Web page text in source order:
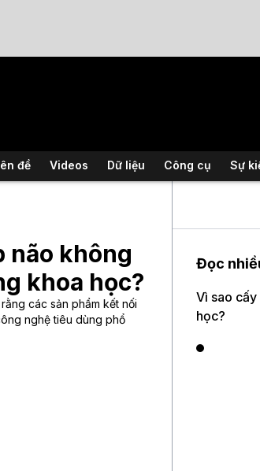
đề Videos Dữ liệu Công cụ Sự
não không
khoa học?
các sản phẩm kết nối
nghệ tiêu dùng phổ
Đọc
Vì sao
học?